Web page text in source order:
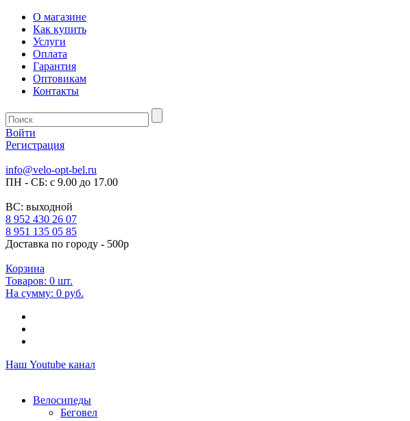
О магазине
Как купить
Услуги
Оплата
Гарантия
Оптовикам
Контакты
Войти
Регистрация
info@velo-opt-bel.ru
ПН - СБ: с 9.00 до 17.00
ВС: выходной
8 952 430 26 07
8 951 135 05 85
Доставка по городу - 500р
Корзина
Товаров: 0 шт.
На сумму: 0 руб.
Наш Youtube канал
Велосипеды
Беговел